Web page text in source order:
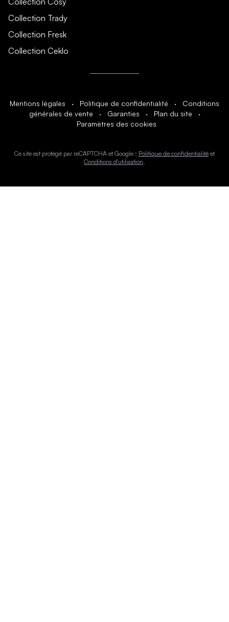
Collection Trady
Collection Fresk
Collection Ceklo
Mentions légales · Politique de confidentialité ·
Conditions
générales de vente
· Garanties · Plan du site
·
Paramètres des cookies
Ce site est protégé par reCAPTCHA et Google : Politique de confidentialité et
Conditions d'utilisation.